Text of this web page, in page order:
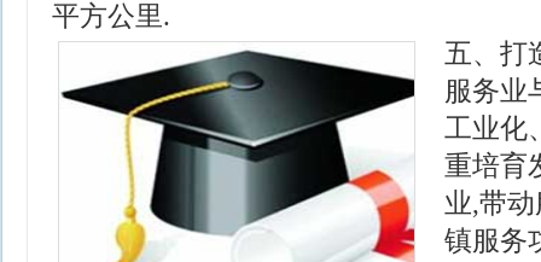
平方公里.
五、打
服务业
工业化
重培育
业,带
镇服务